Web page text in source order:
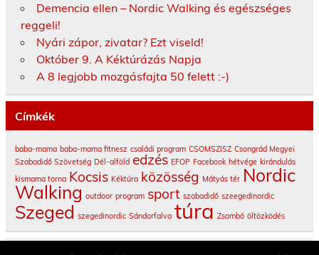
Demencia ellen – Nordic Walking és egészséges
reggeli!
Nyári zápor, zivatar? Ezt viseld!
Október 9. A Kéktúrázás Napja
A 8 legjobb mozgásfajta 50 felett :-)
Címkék
baba-mama baba-mama fitnesz családi program CSOMSZISZ Csongrád Megyei
Szabadidő Szövetség Dél-alföld edzés EFOP Facebook hétvége kirándulás
kismama torna Kocsis Kéktúra közösség Mátyás tér Nordic
Walking outdoor program sport szabadidő szeegedinordic
Szeged szegedinordic Sándorfalva túra Zsombó öltözködés